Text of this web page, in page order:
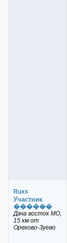
Ruxs
Участник
������
Дача восток МО,
15 км от
Орехово-Зуево